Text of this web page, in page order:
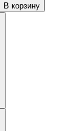
В корзину